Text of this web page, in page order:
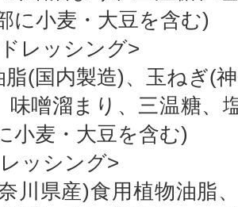
に小麦・大豆を含む)
レッシング>
脂(国内製造)、玉ねぎ(
味噌溜まり、三温糖、
小麦・大豆を含む)
ッシング>
川県産)食用植物油脂